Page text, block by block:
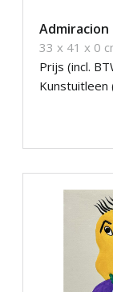
Admiracion
33 x 41 x 0
Prijs (incl.
Kunstuitleen